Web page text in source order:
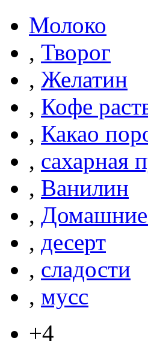
Молоко
, Творог
, Желатин
, Кофе
, Какао
, сахарная
, Ванилин
, Домашние
, десерт
, сладости
, мусс
+4